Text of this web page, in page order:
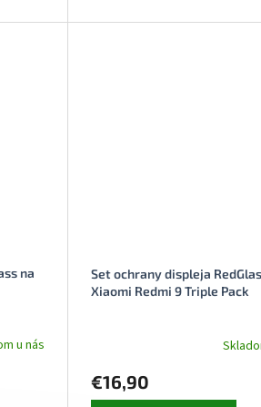
na
u nás
Set ochrany displeja
Xiaomi Redmi 9 Triple Pack
€16,90